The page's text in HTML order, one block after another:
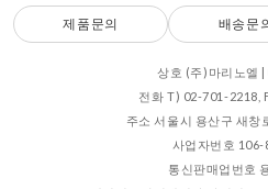
제품문의 배송문
상호 (주)마리노엘 |
전화 T) 02-701-2218,
주소 서울시 용산구 새창
사업자번호
통신판매업번호